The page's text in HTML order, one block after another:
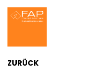
ZURÜCK